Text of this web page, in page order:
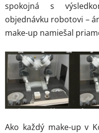
spokojná s
objednávku robotovi –
make-up namiešal
Ako každý make-up v